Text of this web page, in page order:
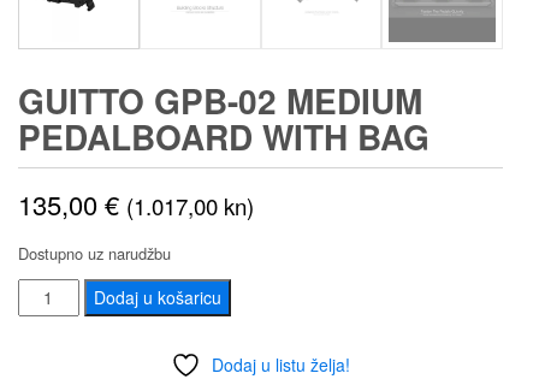
GUITTO GPB-02 MEDIUM
PEDALBOARD WITH BAG
135,00€ (1.017,00 kn)
Dostupno uz narudžbu
GUITTO
GPB-
Dodaj u košaricu
Dodaj u listu želja!